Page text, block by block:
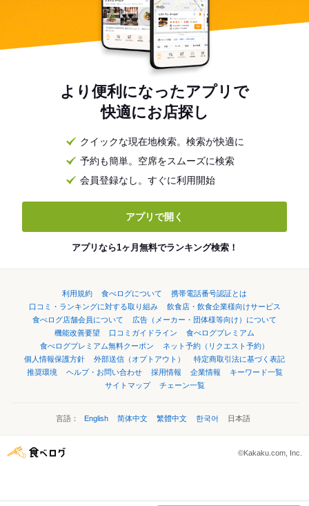
より便利になったアプリで
快適にお店探し
クイックな現在地検索。検索が快適に
予約も簡単。空席をスムーズに検索
会員登録なし。すぐに利用開始
アプリで開く
アプリなら1ヶ月無料でランキング検索！
利用規約 食べログについて
携帯電話番号認証とは
口コミ・ランキングに対する取り組み
飲食店・飲食企業様向けサービス
食べログ店舗会員について
広告（メーカー・団体様等向け）について
機能改善要望
口コミガイドライン
食べログプレミアム
食べログプレミアム無料クーポン
ネット予約（リクエスト予約）
個人情報保護方針
外部送信（オプトアウト）
特定商取引法に基づく表記
推奨環境
ヘルプ・お問い合わせ 採用情報 企業情報
キーワード一覧
サイトマップ
チェーン一覧
言語： English 简体中文 繁體中文 한국어 日本語
©Kakaku.com, Inc.